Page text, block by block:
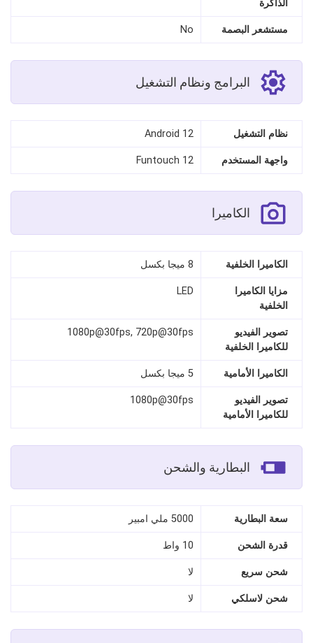
الذاكرة
مستشعر البصمة No
البرامج ونظام التشغيل
نظام التشغيل Android 12
واجهة المستخدم Funtouch 12
الكاميرا
الكاميرا الخلفية 8 ميجا بكسل
مزايا الكاميرا
الخلفية
LED
تصوير الفيديو
للكاميرا الخلفية
1080p@30fps, 720p@30fps
الكاميرا الأمامية 5 ميجا بكسل
تصوير الفيديو
للكاميرا الأمامية
1080p@30fps
البطارية والشحن
سعة البطارية 5000 ملي امبير
قدرة الشحن 10 واط
شحن سريع لا
شحن لاسلكي لا